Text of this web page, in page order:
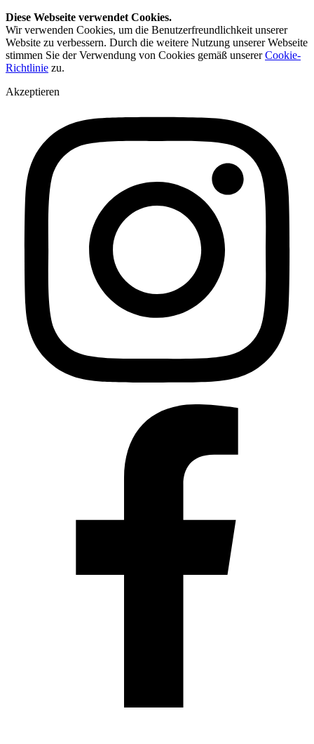
Diese Webseite verwendet Cookies.
Wir verwenden Cookies, um die Benutzerfreundlichkeit unserer
Website zu verbessern. Durch die weitere Nutzung unserer Webseite
stimmen Sie der Verwendung von Cookies gemäß unsererCookie-
Richtlinie zu.
Akzeptieren